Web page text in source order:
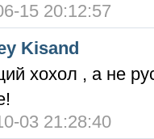
15 20:12:57
Kisand
хохол , а не
03 21:28:40